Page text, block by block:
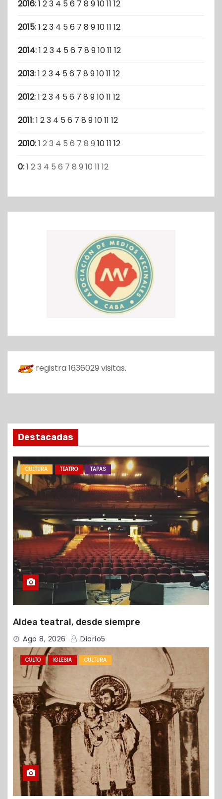
2016:1 23 4 56 7 8 91011 12
2015:1 23 4 56 7 8 91011 12
2014:1 23 4 56 7 8 91011 12
2013:1 23 4 56 7 8 91011 12
2012:1 23 4 56 7 8 91011 12
2011:1 23 4 56 7 8 91011 12
2010:1 23 4 5 6 7 8 9 1011 12
0:1 23 4 5 6 7 8 9 10 11 12
registra 1636029 visitas.
Destacadas
CULTURA TEATRO TAPAS
Aldea teatral, desde siempre
Ago 8, 2026 Diario5
CULTO IGLESIA CULTURA